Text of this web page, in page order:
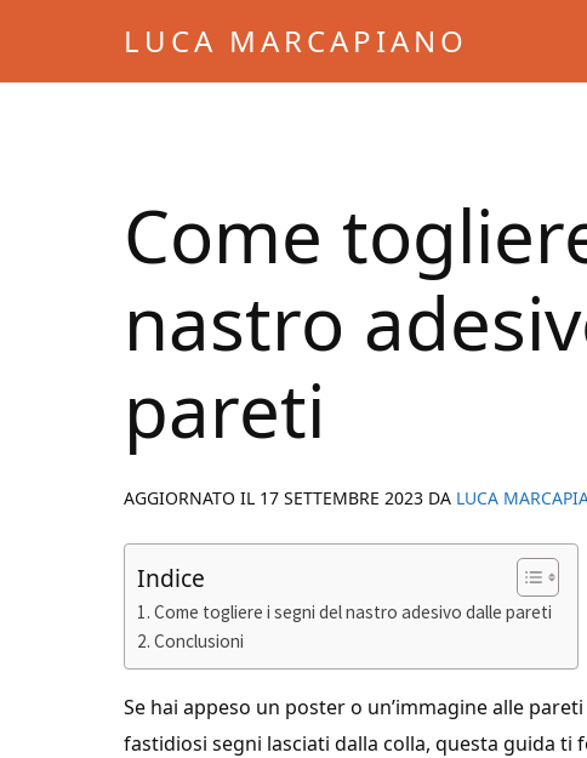
LUCA MARCAPIANO
Blog
Come
nastro
pareti
AGGIORNATO IL 17 SETTEMBRE 2023 DA LUCA
Indice
Come togliere i segni del nastro adesivo dalle pareti
Conclusioni
Se hai appeso un poster o un’immagine alle
fastidiosi segni lasciati dalla colla, questa guida